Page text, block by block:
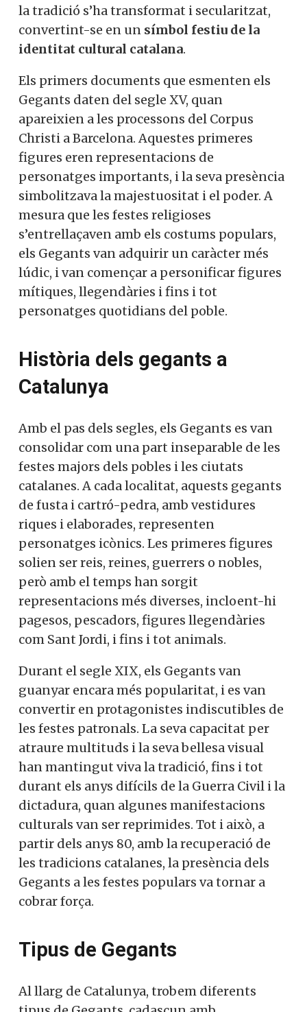
la tradició s’ha transformat i secularitzat,
convertint-se en un símbol festiu de la
identitat cultural catalana.
Els primers documents que esmenten els
Gegants daten del segle XV, quan
apareixien a les processons del Corpus
Christi a Barcelona. Aquestes primeres
figures eren representacions de
personatges importants, i la seva presència
simbolitzava la majestuositat i el poder. A
mesura que les festes religioses
s’entrellaçaven amb els costums populars,
els Gegants van adquirir un caràcter més
lúdic, i van començar a personificar figures
mítiques, llegendàries i fins i tot
personatges quotidians del poble.
Història dels gegants a
Catalunya
Amb el pas dels segles, els Gegants es van
consolidar com una part inseparable de les
festes majors dels pobles i les ciutats
catalanes. A cada localitat, aquests gegants
de fusta i cartró-pedra, amb vestidures
riques i elaborades, representen
personatges icònics. Les primeres figures
solien ser reis, reines, guerrers o nobles,
però amb el temps han sorgit
representacions més diverses, incloent-hi
pagesos, pescadors, figures llegendàries
com Sant Jordi, i fins i tot animals.
Durant el segle XIX, els Gegants van
guanyar encara més popularitat, i es van
convertir en protagonistes indiscutibles de
les festes patronals. La seva capacitat per
atraure multituds i la seva bellesa visual
han mantingut viva la tradició, fins i tot
durant els anys difícils de la Guerra Civil i la
dictadura, quan algunes manifestacions
culturals van ser reprimides. Tot i això, a
partir dels anys 80, amb la recuperació de
les tradicions catalanes, la presència dels
Gegants a les festes populars va tornar a
cobrar força.
Tipus de Gegants
Al llarg de Catalunya, trobem diferents